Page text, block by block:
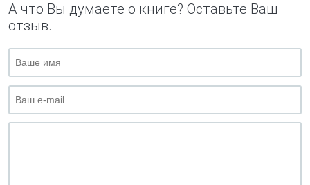
А что Вы думаете о книге? Оставьте Ваш
отзыв.